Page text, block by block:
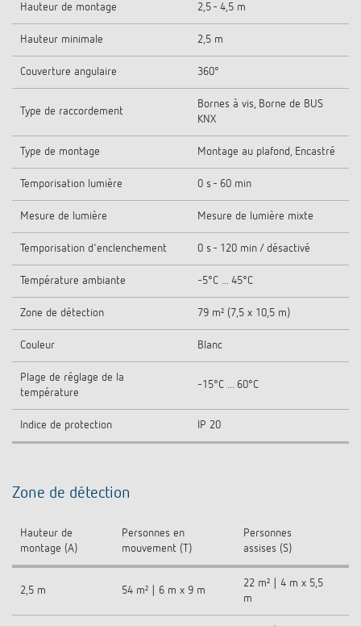
Hauteur de montage 2,5 - 4,5 m
Hauteur minimale 2,5 m
Couverture angulaire 360°
Type de raccordement
Bornes à vis, Borne de BUS
KNX
Type de montage Montage au plafond, Encastré
Temporisation lumière 0 s - 60 min
Mesure de lumière Mesure de lumière mixte
Temporisation d'enclenchement 0 s - 120 min / désactivé
Température ambiante -5°C ... 45°C
Zone de détection 79 m² (7,5 x 10,5 m)
Couleur Blanc
Plage de réglage de la
température
-15°C ... 60°C
Indice de protection IP 20
Zone de détection
Hauteur de
montage (A)
Personnes en
mouvement (T)
Personnes
assises (S)
2,5 m 54 m² | 6 m x 9 m
22 m² | 4 m x 5,5
m